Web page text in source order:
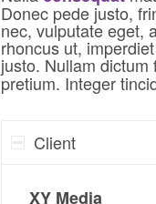
Donec pede justo,
nec, vulputate eget,
rhoncus ut,
justo. Nullam dictum
pretium. Integer
Client
XY Media